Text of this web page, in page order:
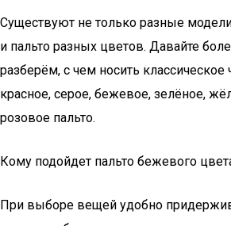
Существуют не только разные
и пальто разных цветов. Давайте
разберём, с чем носить классическое
красное, серое, бежевое, зелёное,
розовое пальто.
Кому подойдет пальто бежевого
При выборе вещей удобно